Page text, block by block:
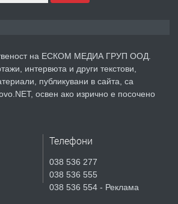
преди 5 дни
Продавам парцел в гр. Хасково кв.
СГЛОБЯВАНЕ НА МЕБЕЛИ.
на ЕСКОМ МЕДИА ГРУП ООД.
интервюта и други текстови,
публикувани в сайта, са
освен ако изрично е посочено
Телефони
038 536 277
038 536 555
038 536 554 - Реклама